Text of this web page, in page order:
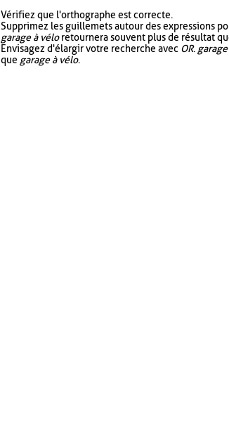
Vérifiez que l'orthographe est correcte.
Supprimez les guillemets autour des expressions
garage à véloretournera souvent plus de résultat
Envisagez d'élargir votre recherche avec OR.
que garage à vélo.